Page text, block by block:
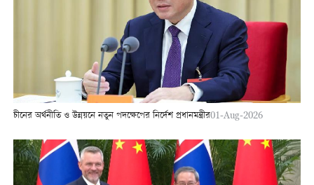
চীনের অর্থনীতি ও উন্নয়নে নতুন পদক্ষেপের নির্দেশ প্রধানমন্ত্রীর01-Aug-2026